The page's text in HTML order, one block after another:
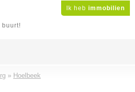
Ik heb immobilien
» Hoelbeek